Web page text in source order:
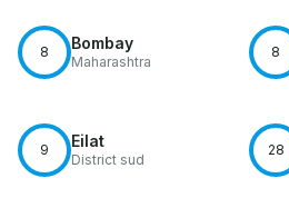
8 Bombay
Maharashtra
8
9 Eilat
District sud
28